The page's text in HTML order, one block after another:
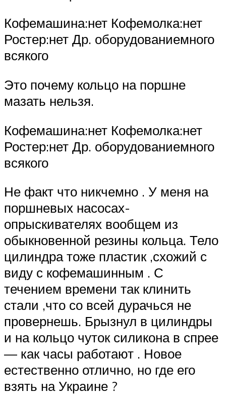
Кофемашина:нет Кофемолка:нет
Ростер:нет Др. оборудованиемного
всякого
Это почему кольцо на поршне
мазать нельзя.
Кофемашина:нет Кофемолка:нет
Ростер:нет Др. оборудованиемного
всякого
Не факт что никчемно . У меня на
поршневых насосах-
опрыскивателях вообщем из
обыкновенной резины кольца. Тело
цилиндра тоже пластик ,схожий с
виду с кофемашинным . С
течением времени так клинить
стали ,что со всей дурачься не
провернешь. Брызнул в цилиндры
и на кольцо чуток силикона в спрее
— как часы работают . Новое
естественно отлично, но где его
взять на Украине ?